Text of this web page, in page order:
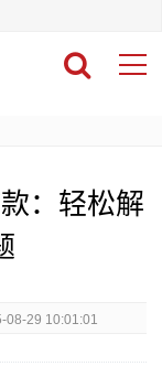
：轻松解
08-29 10:01:01